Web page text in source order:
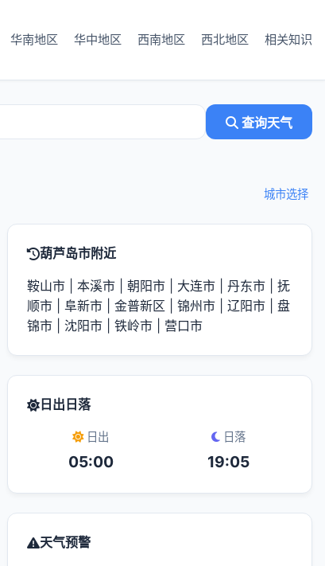
华南地区 华中地区 西南地区 西北地区 相关知识
查询天气
城市选择
葫芦岛市附近
鞍山市 本溪市 朝阳市 大连市 丹东市
抚
顺市
阜新市 金普新区 锦州市 辽阳市
盘
锦市
沈阳市 铁岭市 营口市
日出日落
日出
05:00
日落
19:05
天气预警